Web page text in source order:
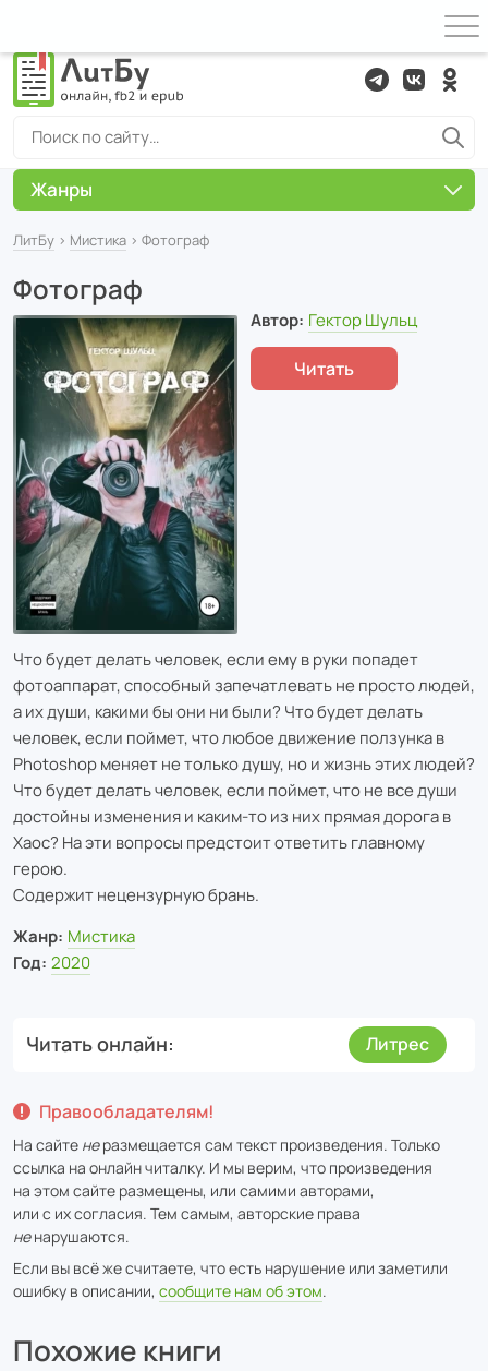
ЛитБу › Мистика › Фотограф
Фотограф
Автор: Гектор Шульц
Читать
Что будет делать человек, если ему в руки попадет
фотоаппарат, способный запечатлевать не просто людей,
а их души, какими бы они ни были? Что будет делать
человек, если поймет, что любое движение ползунка в
Photoshop меняет не только душу, но и жизнь этих людей?
Что будет делать человек, если поймет, что не все души
достойны изменения и каким-то из них прямая дорога в
Хаос? На эти вопросы предстоит ответить главному
герою.
Содержит нецензурную брань.
Жанр: Мистика
Год: 2020
Читать онлайн Литрес
Правообладателям!
На сайте неразмещается сам текст произведения. Только
ссылка на онлайн читалку. И мы верим, что произведения
на этом сайте размещены, или самими авторами,
или с их согласия. Тем самым, авторские права
ненарушаются.
Если вы всё же считаете, что есть нарушение или заметили
ошибку в описании, сообщите нам об этом.
Похожие книги
Жанры